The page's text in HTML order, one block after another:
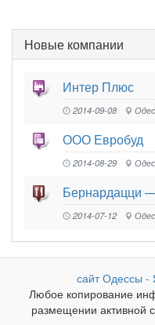
Новые компании
Интер Плюс
2014-09-08
ООО Евробуд
2014-08-29
Бернардацци
2014-07-12
сайт Одессы -
Любое копирование
размещении активной